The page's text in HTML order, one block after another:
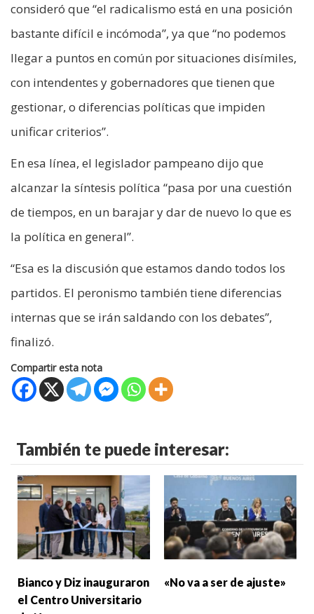
consideró que “el radicalismo está en una posición
bastante difícil e incómoda”, ya que “no podemos
llegar a puntos en común por situaciones disímiles,
con intendentes y gobernadores que tienen que
gestionar, o diferencias políticas que impiden
unificar criterios”.
En esa línea, el legislador pampeano dijo que
alcanzar la síntesis política “pasa por una cuestión
de tiempos, en un barajar y dar de nuevo lo que es
la política en general”.
“Esa es la discusión que estamos dando todos los
partidos. El peronismo también tiene diferencias
internas que se irán saldando con los debates”,
finalizó.
Compartir esta nota
También te puede interesar:
Bianco y Diz inauguraron
el Centro Universitario
«No va a ser de ajuste»